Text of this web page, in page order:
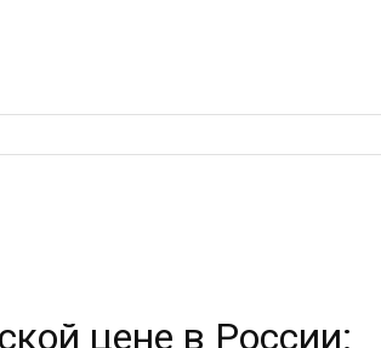
цене в России: